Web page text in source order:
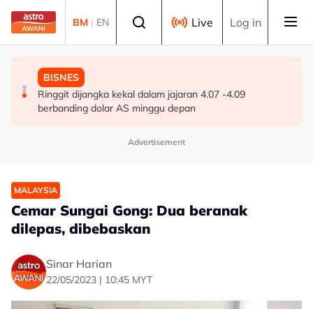
Skip to main content
BM | EN Live Log in
MALAYSIA
Lelaki maut, lima ahli keluarga terselamat, kereta
terbabas masuk longkang di Kampung Gajah
DUNIA
Indonesia mula pembinaan kapal selam Scorpene
secara domestik pertama
BISNES
Ringgit dijangka kekal dalam jajaran 4.07 -4.09
berbanding dolar AS minggu depan
Advertisement
MALAYSIA
Cemar Sungai Gong: Dua beranak
dilepas, dibebaskan
Sinar Harian
22/05/2023 | 10:45 MYT